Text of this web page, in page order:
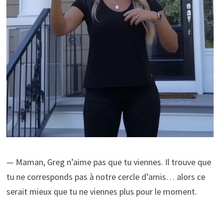
— Maman, Greg n’aime pas que tu viennes. Il trouve que
tu ne corresponds pas à notre cercle d’amis… alors ce
serait mieux que tu ne viennes plus pour le moment.